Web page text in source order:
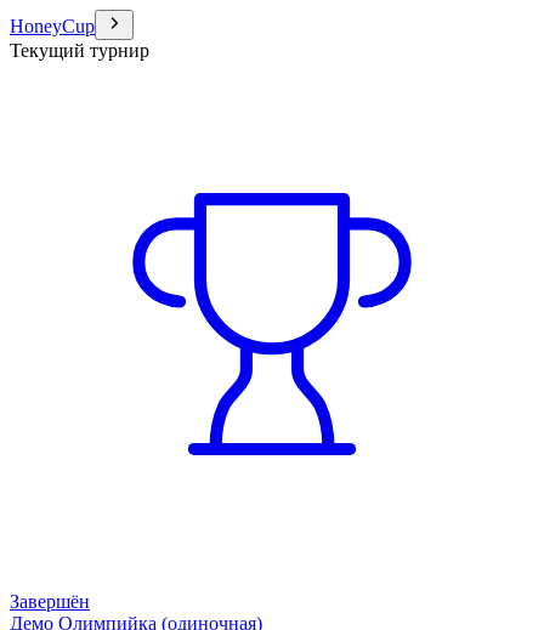
HoneyCup
Текущий турнир
Завершён
Демо Олимпийка (одиночная)